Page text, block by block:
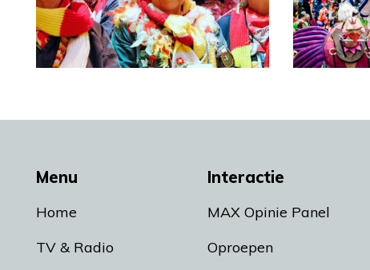
Menu
Home
TV & Radio
Interactie
MAX Opinie Panel
Oproepen